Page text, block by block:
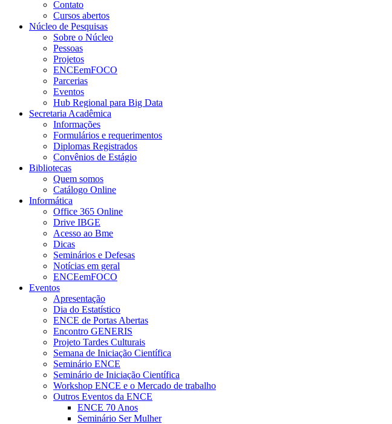
Contato
Cursos abertos
Núcleo de Pesquisas
Sobre o Núcleo
Pessoas
Projetos
ENCEemFOCO
Parcerias
Eventos
Hub Regional para Big Data
Secretaria Acadêmica
Informações
Formulários e requerimentos
Diplomas Registrados
Convênios de Estágio
Bibliotecas
Quem somos
Catálogo Online
Informática
Office 365 Online
Drive IBGE
Acesso ao Bme
Dicas
Seminários e Defesas
Notícias em geral
ENCEemFOCO
Eventos
Apresentação
Dia do Estatístico
ENCE de Portas Abertas
Encontro GENERIS
Projeto Tardes Culturais
Semana de Iniciação Científica
Seminário ENCE
Seminário de Iniciação Científica
Workshop ENCE e o Mercado de trabalho
Outros Eventos da ENCE
ENCE 70 Anos
Seminário Ser Mulher